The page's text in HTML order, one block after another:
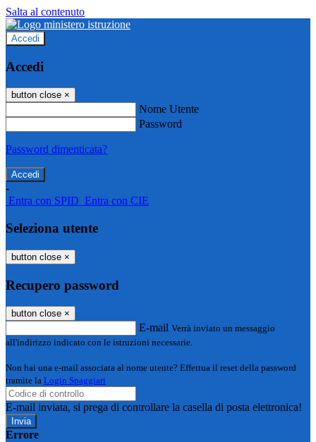
Salta al contenuto
Accedi
Accedi
button close ×
Nome Utente
Password
Password dimenticata?
-
Entra con SPID Entra con CIE
Seleziona utente
button close ×
Recupero password
button close ×
E-mail Verrà inviato un messaggio
all'indirizzo indicato con le istruzioni necessarie.
Non hai una e-mail associata al nome utente? Effettua il reset della password
tramite la Login Spaggiari
E-mail inviata, si prega di controllare la casella di posta elettronica!
Errore